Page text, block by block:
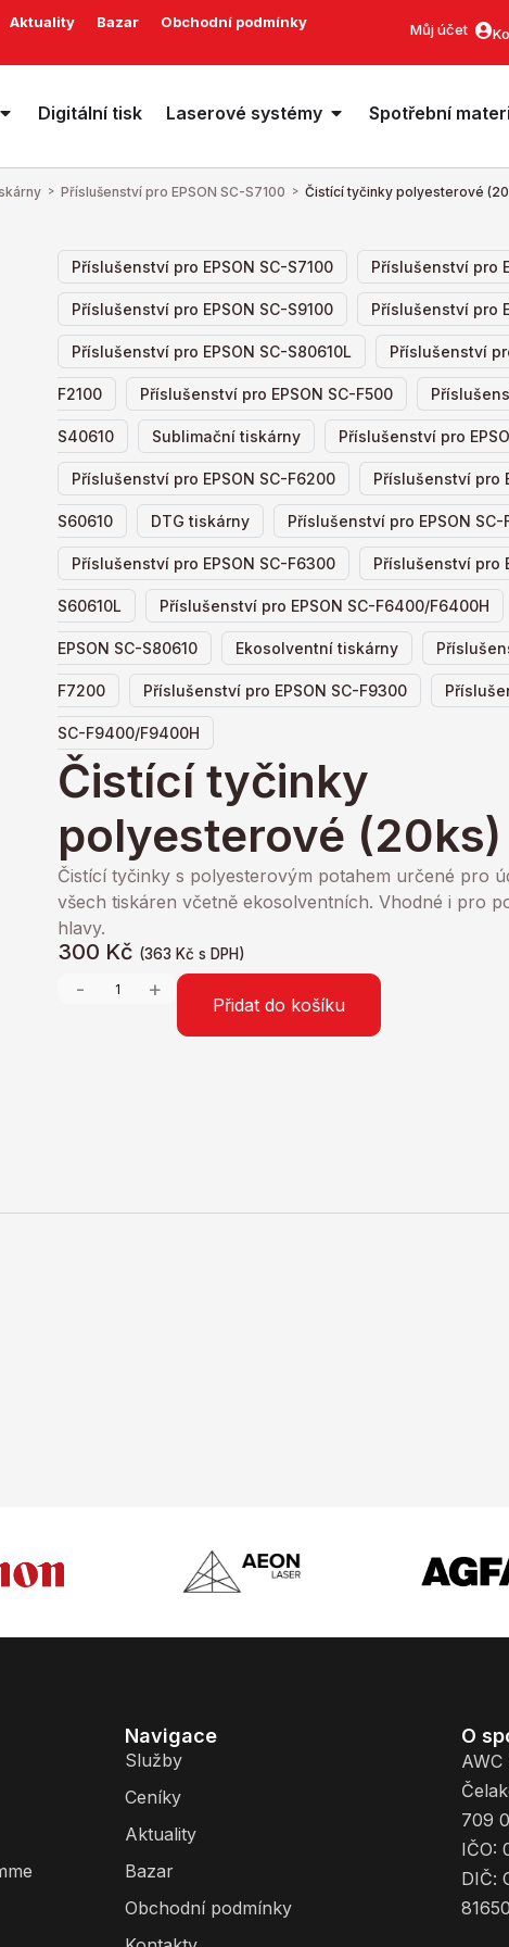
Aktuality Bazar
Obchodní podmínky
Můj účet
Digitální tisk Laserové systémy Spotřební
> Příslušenství pro EPSON SC-S7100 > Čistící tyčinky polyesterové
Příslušenství pro EPSON SC-S7100 Příslušenství pro
Příslušenství pro EPSON SC-S9100 Příslušenství pro
Příslušenství pro EPSON SC-S80610L Příslušenství
F2100 Příslušenství pro EPSON SC-F500
S40610 Sublimační tiskárny Příslušenství pro
Příslušenství pro EPSON SC-F6200 Příslušenství pro
S60610 DTG tiskárny Příslušenství pro EPSON SC-
Příslušenství pro EPSON SC-F6300 Příslušenství pro
S60610L Příslušenství pro EPSON SC-F6400/F6400H
EPSON SC-S80610 Ekosolventní tiskárny
F7200 Příslušenství pro EPSON SC-F9300
SC-F9400/F9400H
Čistící tyčinky
polyesterové (20ks)
Čistící tyčinky s polyesterovým potahem určené pro
všech tiskáren včetně ekosolventních. Vhodné i pro
hlavy.
300 Kč (363 Kč s DPH)
- +
Přidat do košíku
Navigace
Služby
Ceníky
Aktuality
Bazar
Obchodní podmínky
O
AWC
709
IČO:
DIČ: